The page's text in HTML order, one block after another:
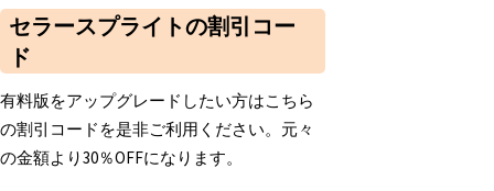
セラースプライトの割引コー
ド
有料版をアップグレードしたい方はこちら
の割引コードを是非ご利用ください。元々
の金額より30％OFFになります。